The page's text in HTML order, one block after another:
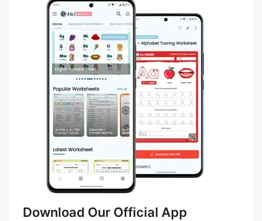
Download Our Official App